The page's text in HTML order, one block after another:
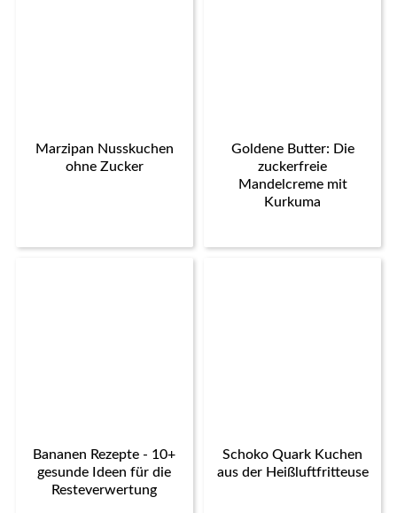
Marzipan Nusskuchen
ohne Zucker
Goldene Butter: Die
zuckerfreie
Mandelcreme mit
Kurkuma
Bananen Rezepte - 10+
gesunde Ideen für die
Resteverwertung
Schoko Quark Kuchen
aus der Heißluftfritteuse